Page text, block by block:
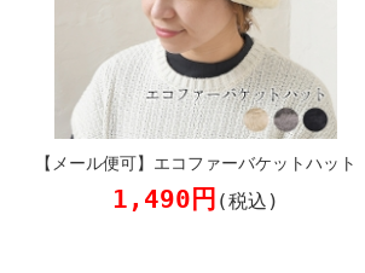
【メール便可】エコファーバケットハット
1,490円 (税込)